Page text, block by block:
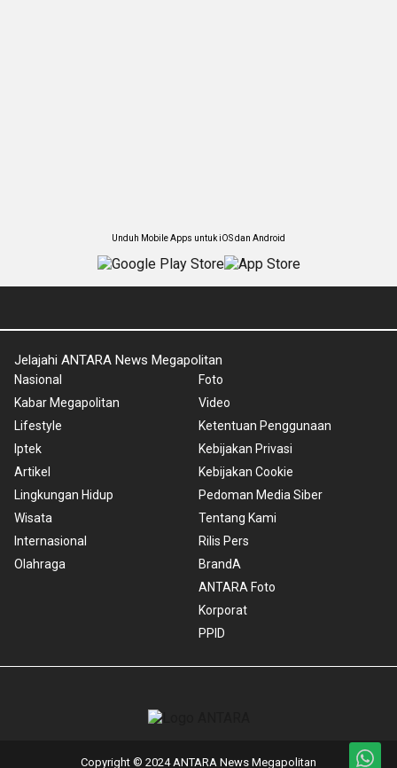
Unduh Mobile Apps untuk iOS dan Android
Jelajahi ANTARA News Megapolitan
Nasional
Kabar Megapolitan
Lifestyle
Iptek
Artikel
Lingkungan Hidup
Wisata
Internasional
Olahraga
Foto
Video
Ketentuan Penggunaan
Kebijakan Privasi
Kebijakan Cookie
Pedoman Media Siber
Tentang Kami
Rilis Pers
BrandA
ANTARA Foto
Korporat
PPID
Copyright © 2024 ANTARA News Megapolitan